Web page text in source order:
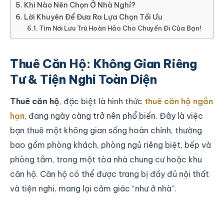
Khi Nào Nên Chọn Ở Nhà Nghỉ?
Lời Khuyên Để Đưa Ra Lựa Chọn Tối Ưu
Tìm Nơi Lưu Trú Hoàn Hảo Cho Chuyến Đi Của Bạn!
Thuê Căn Hộ: Không Gian Riêng
Tư & Tiện Nghi Toàn Diện
Thuê căn hộ, đặc biệt là hình thức thuê căn hộ ngắn
hạn, đang ngày càng trở nên phổ biến. Đây là việc
bạn thuê một không gian sống hoàn chỉnh, thường
bao gồm phòng khách, phòng ngủ riêng biệt, bếp và
phòng tắm, trong một tòa nhà chung cư hoặc khu
căn hộ. Căn hộ có thể được trang bị đầy đủ nội thất
và tiện nghi, mang lại cảm giác “như ở nhà”.